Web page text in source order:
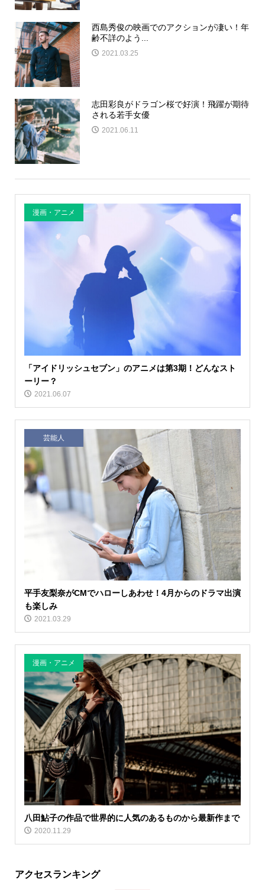
西島秀俊の映画でのアクションが凄い！年
齢不詳のよう...
2021.03.25
志田彩良がドラゴン桜で好演！飛躍が期待
される若手女優
2021.06.11
漫画・アニメ
「アイドリッシュセブン」のアニメは第3期！どんなスト
ーリー？
2021.06.07
芸能人
平手友梨奈がCMでハローしあわせ！4月からのドラマ出演
も楽しみ
2021.03.29
漫画・アニメ
八田鮎子の作品で世界的に人気のあるものから最新作まで
2020.11.29
アクセスランキング